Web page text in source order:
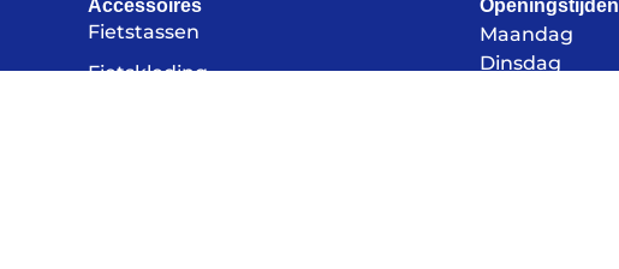
Accessoires
Fietstassen
Fietskleding
Openingstijden
Maandag
Dinsdag